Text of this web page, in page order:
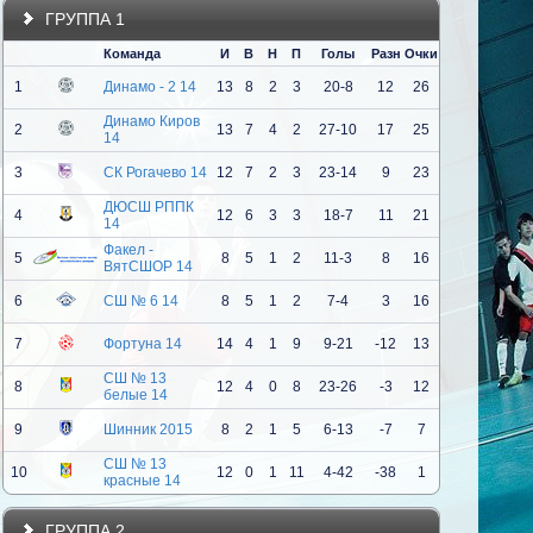
ГРУППА 1
Команда И В Н П Голы Разн Очки
1 Динамо - 2 14 13 8 2 3 20-8 12 26
2
Динамо Киров
14
13 7 4 2 27-10 17 25
3 СК Рогачево 14 12 7 2 3 23-14 9 23
4
ДЮСШ РППК
14
12 6 3 3 18-7 11 21
5
Факел -
ВятСШОР 14
8 5 1 2 11-3 8 16
6 СШ № 6 14 8 5 1 2 7-4 3 16
7 Фортуна 14 14 4 1 9 9-21 -12 13
8
СШ № 13
белые 14
12 4 0 8 23-26 -3 12
9 Шинник 2015 8 2 1 5 6-13 -7 7
10
СШ № 13
красные 14
12 0 1 11 4-42 -38 1